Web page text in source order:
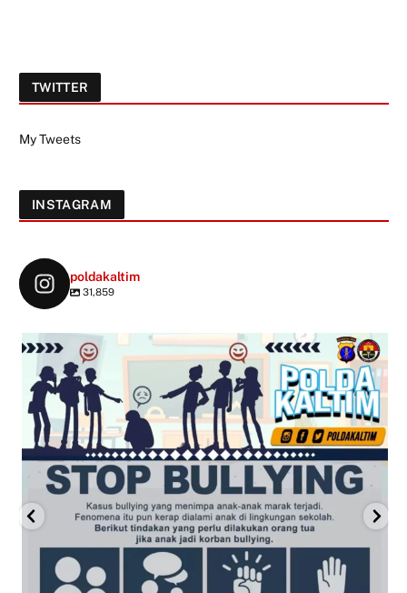
TWITTER
My Tweets
INSTAGRAM
poldakaltim
31,859